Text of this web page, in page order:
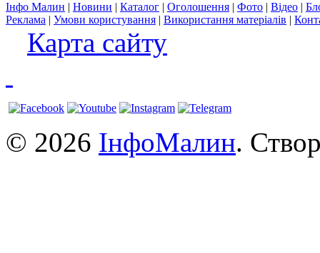
Інфо Малин | Новини | Каталог | Оголошення | Фото | Відео |
Реклама | Умови користування | Використання матеріалів |
Карта сайту
© 2026 ІнфоМалин.